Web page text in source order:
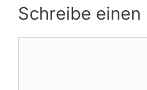
Schreibe einen